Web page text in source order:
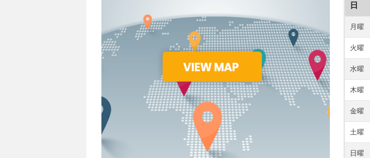
日
月曜
火曜
水曜
木曜
金曜
土曜
日曜